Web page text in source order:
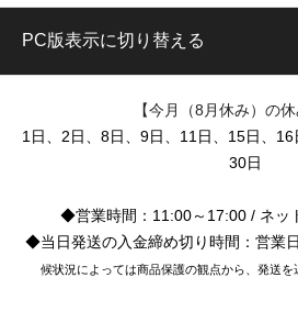
PC版表示に切り替える
【今月（8月休み）の休
1日、2日、8日、9日、11日、15日、16
30日
◆営業時間：11:00～17:00 / ネッ
◆当日発送の入金締め切り時間：営業
候状況によっては商品保護の観点から、発送を